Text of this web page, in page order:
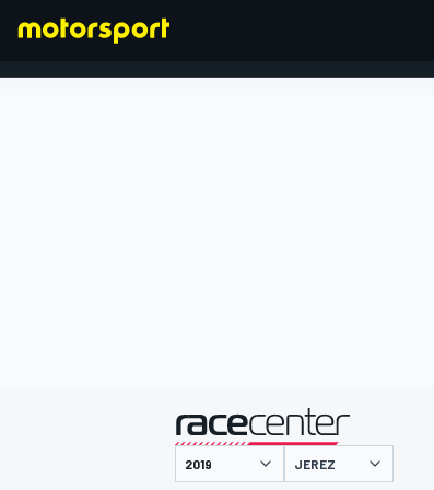
présenté par
JEREZ